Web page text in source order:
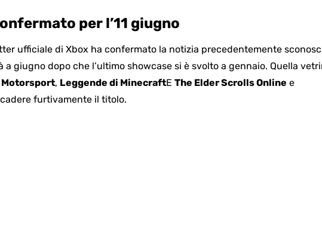
per l’11 giugno
ufficiale di Xbox ha confermato la notizia precedentemente
a giugno dopo che l’ultimo showcase si è svolto a gennaio. Quella
Motorsport, Leggende di MinecraftE The Elder Scrolls Online e
furtivamente il titolo.